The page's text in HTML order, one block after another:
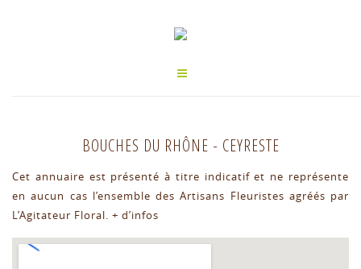
BOUCHES DU RHÔNE - CEYRESTE
Cet annuaire est présenté à titre indicatif et ne représente
en aucun cas l’ensemble des Artisans Fleuristes agréés par
L’Agitateur Floral. + d’infos